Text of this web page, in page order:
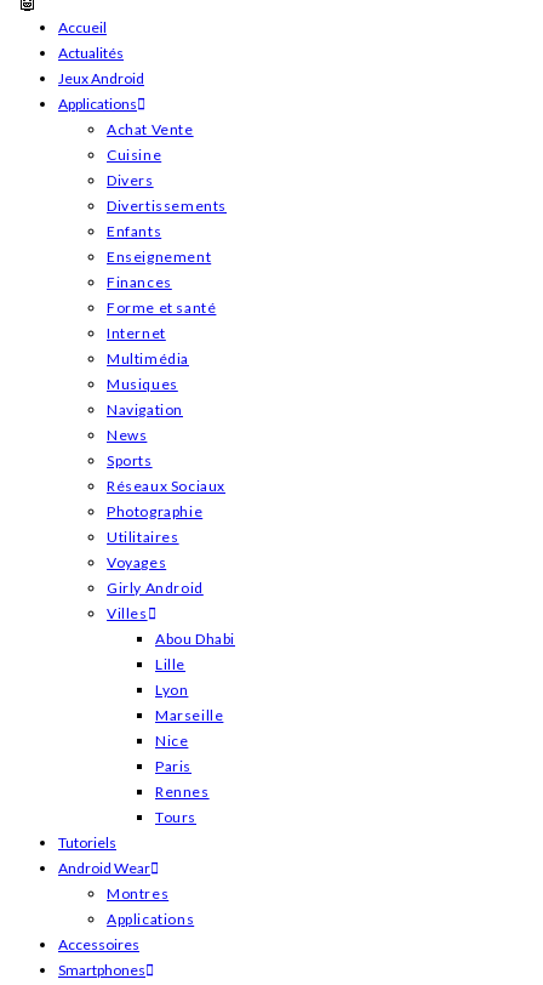
Skip
content
Accueil
Actualités
Jeux Android
Applications
Achat Vente
Cuisine
Divers
Divertissements
Enfants
Enseignement
Finances
Forme et santé
Internet
Multimédia
Musiques
Navigation
News
Sports
Réseaux Sociaux
Photographie
Utilitaires
Voyages
Girly Android
Villes
Abou Dhabi
Lille
Lyon
Marseille
Nice
Paris
Rennes
Tours
Tutoriels
Android Wear
Montres
Applications
Accessoires
Smartphones